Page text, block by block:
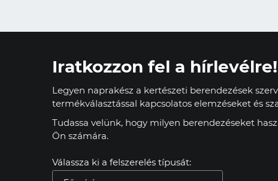
Iratkozzon fel a hírlevélre!
Legyen naprakész a kertészeti berendezések
termékválasztással kapcsolatos elemzéseket és
Tudassa velünk, hogy milyen berendezéseket
Ön számára.
Válassza ki a felszerelés típusát: